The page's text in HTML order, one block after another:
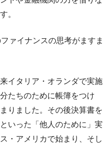
。
ァイナンスの思考がますま
イタリア・オランダで実施
たちのために帳簿をつけ
りました。その後決算書を
いった「他人のために」実
・アメリカで始まり、そし